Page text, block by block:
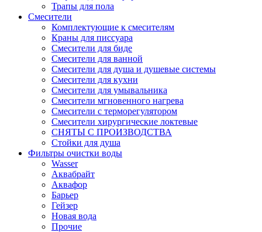
Трапы для пола
Смесители
Комплектующие к смесителям
Краны для писсуара
Смесители для биде
Смесители для ванной
Смесители для душа и душевые системы
Смесители для кухни
Смесители для умывальника
Смесители мгновенного нагрева
Смесители с терморегулятором
Смесители хирургические локтевые
СНЯТЫ С ПРОИЗВОДСТВА
Стойки для душа
Фильтры очистки воды
Wasser
Аквабрайт
Аквафор
Барьер
Гейзер
Новая вода
Прочие